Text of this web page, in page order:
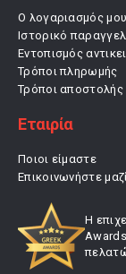
Ο λογαριασμός μου
Ιστορικό
Εντοπισμός
Τρόποι πληρωμής
Τρόποι αποστολής
Εταιρία
Ποιοι είμαστε
Επικοινωνήστε
Η